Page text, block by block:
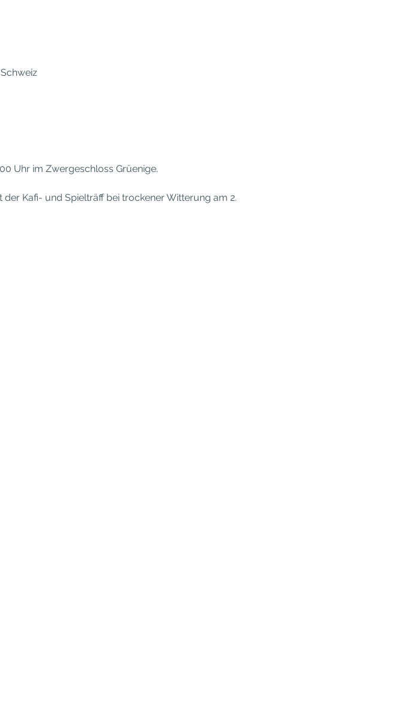
Uhr im Zwergeschloss Grüenige.
Kafi- und Spielträff bei trockener Witterung am 2.